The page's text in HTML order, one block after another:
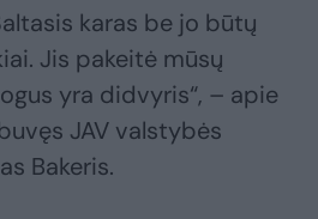
karas be jo būtų
Jis pakeitė mūsų
yra didvyris“, – apie
JAV valstybės
Bakeris.